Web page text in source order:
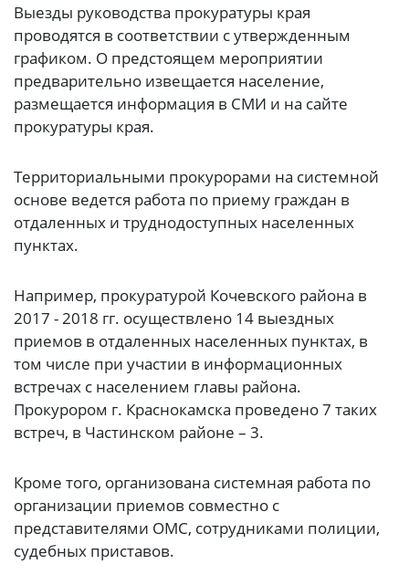
Выезды руководства прокуратуры края
проводятся в соответствии с утвержденным
графиком. О предстоящем мероприятии
предварительно извещается население,
размещается информация в СМИ и на сайте
прокуратуры края.
Территориальными прокурорами на системной
основе ведется работа по приему граждан в
отдаленных и труднодоступных населенных
пунктах.
Например, прокуратурой Кочевского района в
2017 - 2018 гг. осуществлено 14 выездных
приемов в отдаленных населенных пунктах, в
том числе при участии в информационных
встречах с населением главы района.
Прокурором г. Краснокамска проведено 7 таких
встреч, в Частинском районе – 3.
Кроме того, организована системная работа по
организации приемов совместно с
представителями ОМС, сотрудниками полиции,
судебных приставов.